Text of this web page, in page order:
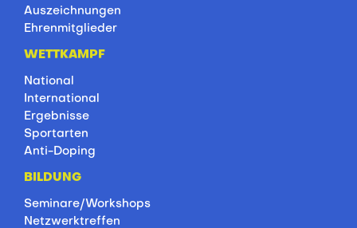
Auszeichnungen
Ehrenmitglieder
WETTKAMPF
National
International
Ergebnisse
Sportarten
Anti-Doping
BILDUNG
Seminare/Workshops
Netzwerktreffen